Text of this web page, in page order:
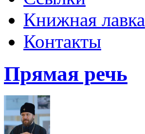
Книжная лавка
Контакты
Прямая речь